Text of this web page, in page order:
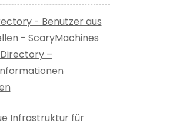
- Benutzer aus
- ScaryMachines
–
Infrastruktur für